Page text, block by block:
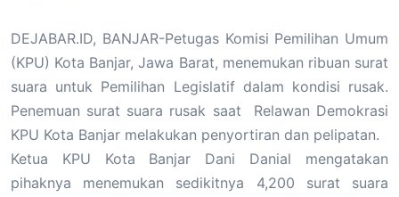
DEJABAR.ID, BANJAR-Petugas Komisi Pemilihan Umum
(KPU) Kota Banjar, Jawa Barat, menemukan ribuan surat
suara untuk Pemilihan Legislatif dalam kondisi rusak.
Penemuan surat suara rusak saat Relawan Demokrasi
KPU Kota Banjar melakukan penyortiran dan pelipatan.
Ketua KPU Kota Banjar Dani Danial mengatakan
pihaknya menemukan sedikitnya 4,200 surat suara